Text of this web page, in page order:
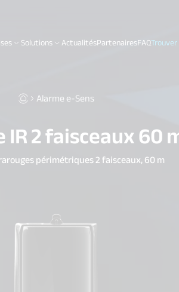
Solutions ActualitésPartenairesFAQ
Alarme e-Sens
2 faisceaux 60
périmétriques 2 faisceaux, 60 m